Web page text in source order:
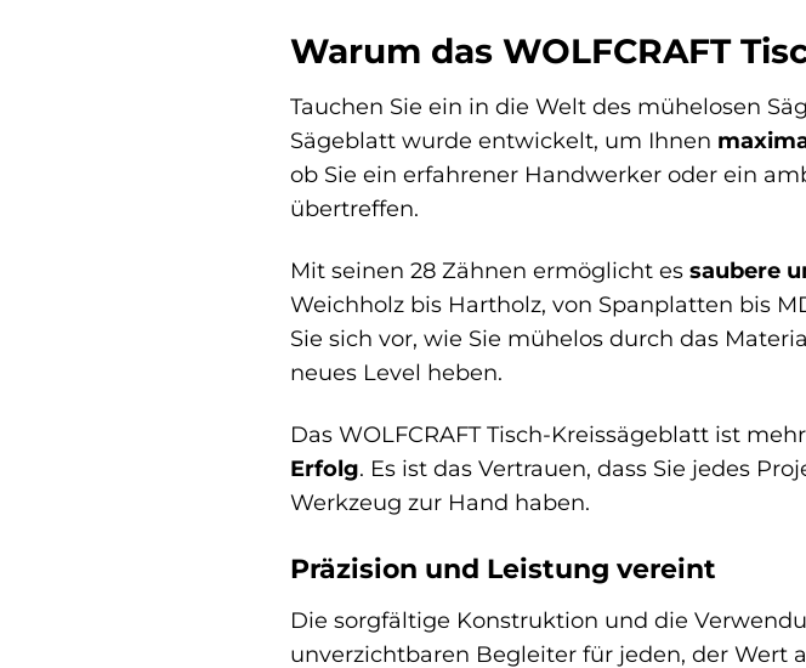
Warum das WOLFCRAFT
Tauchen Sie ein in die Welt des mühelosen
Sägeblatt wurde entwickelt, um Ihnen
ob Sie ein erfahrener Handwerker oder ein
übertreffen.
Mit seinen 28 Zähnen ermöglicht es saubere
Weichholz bis Hartholz, von Spanplatten bis
Sie sich vor, wie Sie mühelos durch das
neues Level heben.
Das WOLFCRAFT Tisch-Kreissägeblatt ist
Erfolg. Es ist das Vertrauen, dass Sie jedes
Werkzeug zur Hand haben.
Präzision und Leistung vereint
Die sorgfältige Konstruktion und die
unverzichtbaren Begleiter für jeden, der Wert